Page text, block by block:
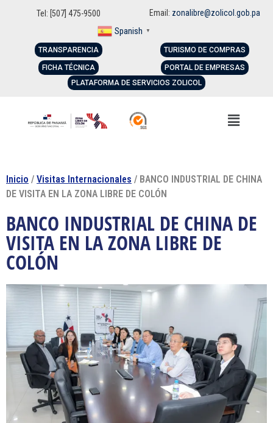
Tel: [507] 475-9500 Email: zonalibre@zolicol.gob.pa
Spanish ▼
TRANSPARENCIA
FICHA TÉCNICA
TURISMO DE COMPRAS
PORTAL DE EMPRESAS
PLATAFORMA DE SERVICIOS ZOLICOL
Inicio / Visitas Internacionales / BANCO INDUSTRIAL DE CHINA
DE VISITA EN LA ZONA LIBRE DE COLÓN
BANCO INDUSTRIAL DE CHINA DE
VISITA EN LA ZONA LIBRE DE
COLÓN